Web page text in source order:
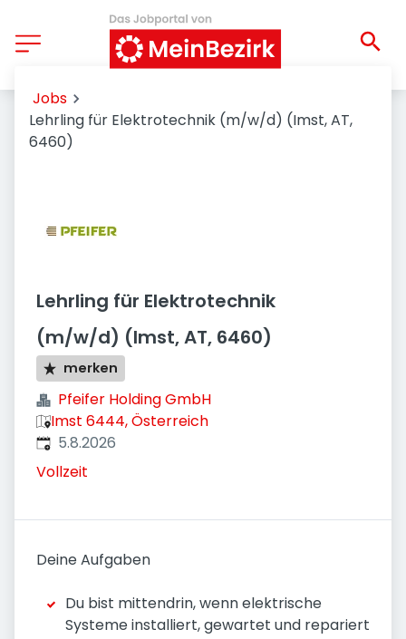
Jobs
Lehrling für Elektrotechnik (m/w/d) (Imst, AT,
6460)
Lehrling für Elektrotechnik
(m/w/d) (Imst, AT, 6460)
merken
Pfeifer Holding GmbH
Imst 6444, Österreich
Veröffentlicht
5.8.2026
Vollzeit
Deine Aufgaben
Du bist mittendrin, wenn elektrische
Systeme installiert, gewartet und repariert